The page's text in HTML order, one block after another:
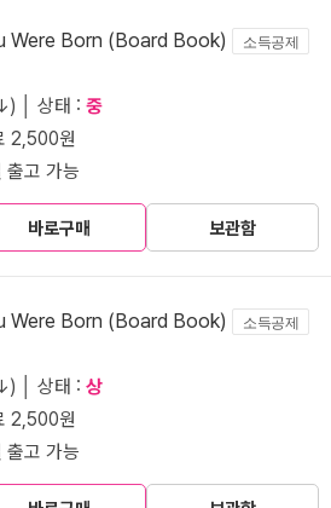
Were Born (Board Book) 소득공제
│ 상태 : 중
2,500원
출고 가능
바로구매 보관함
Were Born (Board Book) 소득공제
│ 상태 : 상
2,500원
출고 가능